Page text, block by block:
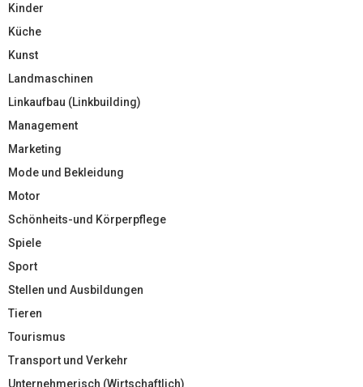
Kinder
Küche
Kunst
Landmaschinen
Linkaufbau (Linkbuilding)
Management
Marketing
Mode und Bekleidung
Motor
Schönheits-und Körperpflege
Spiele
Sport
Stellen und Ausbildungen
Tieren
Tourismus
Transport und Verkehr
Unternehmerisch (Wirtschaftlich)